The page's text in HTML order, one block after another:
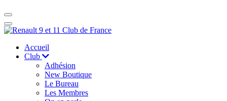
Accueil
Club
Adhésion
New Boutique
Le Bureau
Les Membres